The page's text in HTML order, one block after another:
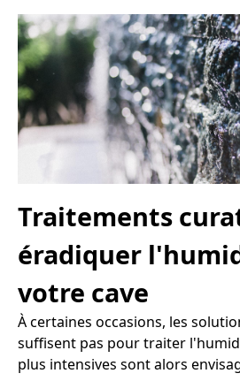
Traitements
éradiquer
votre cave
À certaines occasions, les
suffisent pas pour traiter
plus intensives sont alors